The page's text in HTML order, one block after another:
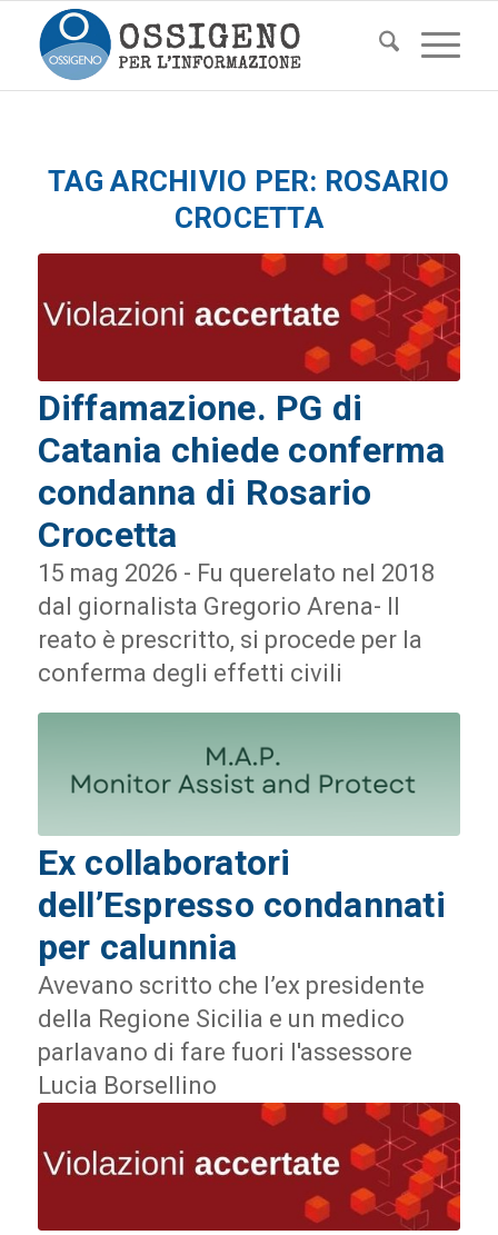
TAG ARCHIVIO PER: ROSARIO
CROCETTA
Diffamazione. PG di
Catania chiede conferma
condanna di Rosario
Crocetta
15 mag 2026 - Fu querelato nel 2018
dal giornalista Gregorio Arena- Il
reato è prescritto, si procede per la
conferma degli effetti civili
Ex collaboratori
dell’Espresso condannati
per calunnia
Avevano scritto che l’ex presidente
della Regione Sicilia e un medico
parlavano di fare fuori l'assessore
Lucia Borsellino